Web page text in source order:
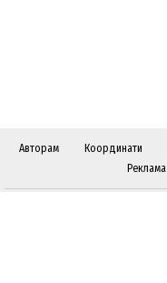
Авторам Координати
Реклама